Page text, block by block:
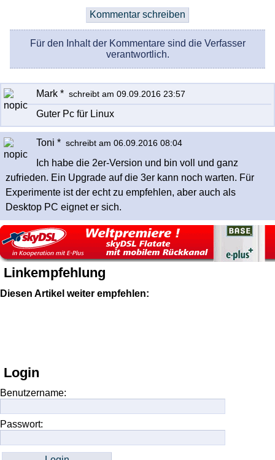
Für den Inhalt der Kommentare sind die Verfasser
verantwortlich.
Mark * schreibt am 09.09.2016 23:57
Guter Pc für Linux
Toni * schreibt am 06.09.2016 08:04
Ich habe die 2er-Version und bin voll und ganz
zufrieden. Ein Upgrade auf die 3er kann noch warten. Für
Experimente ist der echt zu empfehlen, aber auch als
Desktop PC eignet er sich.
Linkempfehlung
Diesen Artikel weiter empfehlen:
Login
Benutzername:
Passwort: